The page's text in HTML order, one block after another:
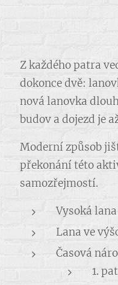
Z každého patra
dokonce dvě:
nová lanovka
budov a dojezd je
Moderní způsob
překonání této
samozřejmostí.
Vysoká
Lana ve
Časová
1.